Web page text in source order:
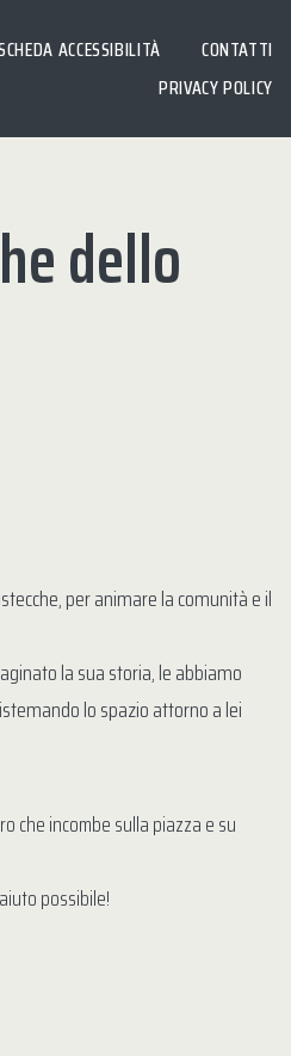
ACCESSIBILITÀ
CONTATTI
PRIVACY POLICY
dello
per animare la comunità e il
la sua storia, le abbiamo
lo spazio attorno a lei
che incombe sulla piazza e su
possibile!